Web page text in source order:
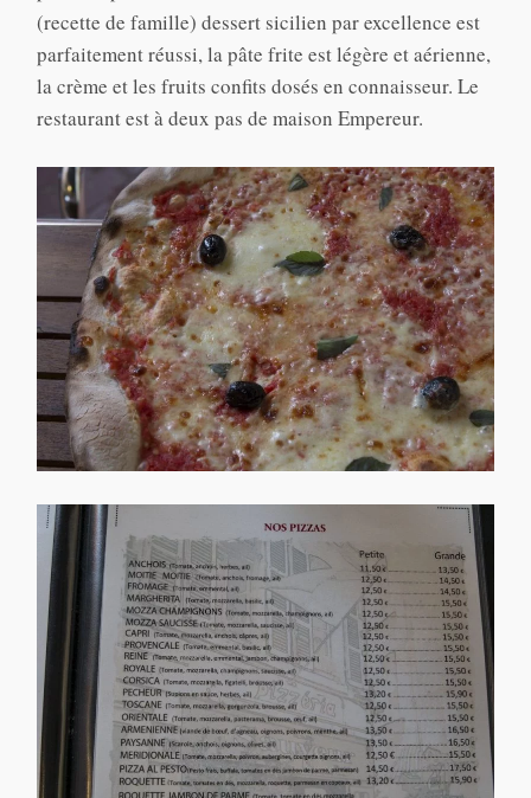
(recette de famille) dessert sicilien par excellence est
parfaitement réussi, la pâte frite est légère et aérienne,
la crème et les fruits confits dosés en connaisseur. Le
restaurant est à deux pas de maison Empereur.